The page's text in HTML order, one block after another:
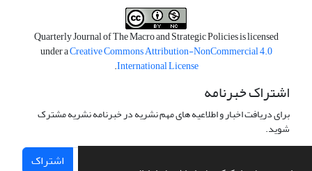
Quarterly Journal of The Macro and Strategic Policies is licensed
under aCreative Commons Attribution-NonCommercial 4.0
International License
.
اشتراک خبرنامه
برای دریافت اخبار و اطلاعیه های مهم نشریه در خبرنامه نشریه مشترک
شوید.
اشتراک